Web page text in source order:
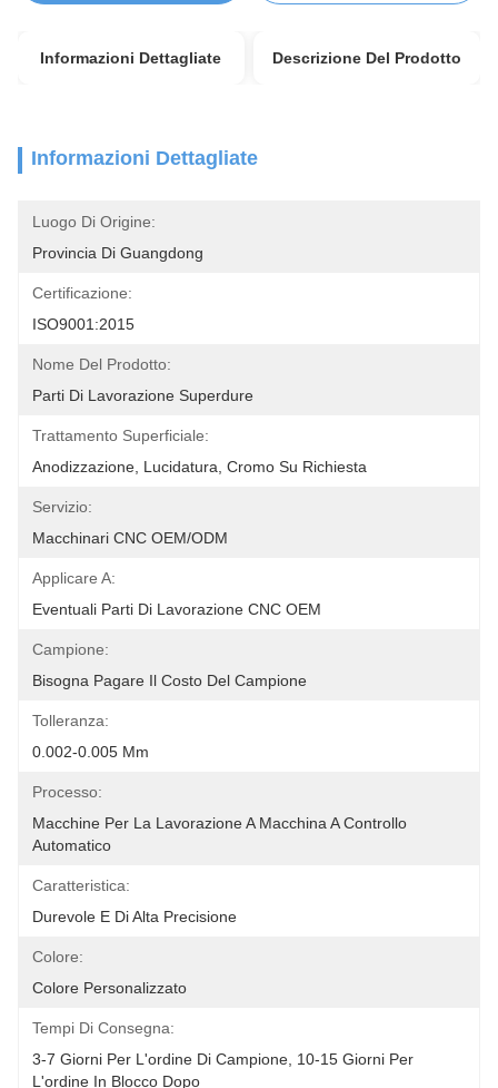
Informazioni Dettagliate Descrizione Del Prodotto
Informazioni Dettagliate
Luogo Di Origine:
Provincia Di Guangdong
Certificazione:
ISO9001:2015
Nome Del Prodotto:
Parti Di Lavorazione Superdure
Trattamento Superficiale:
Anodizzazione, Lucidatura, Cromo Su Richiesta
Servizio:
Macchinari CNC OEM/ODM
Applicare A:
Eventuali Parti Di Lavorazione CNC OEM
Campione:
Bisogna Pagare Il Costo Del Campione
Tolleranza:
0.002-0.005 Mm
Processo:
Macchine Per La Lavorazione A Macchina A Controllo
Automatico
Caratteristica:
Durevole E Di Alta Precisione
Colore:
Colore Personalizzato
Tempi Di Consegna:
3-7 Giorni Per L'ordine Di Campione, 10-15 Giorni Per
L'ordine In Blocco Dopo